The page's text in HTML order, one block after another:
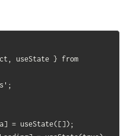
useState } from